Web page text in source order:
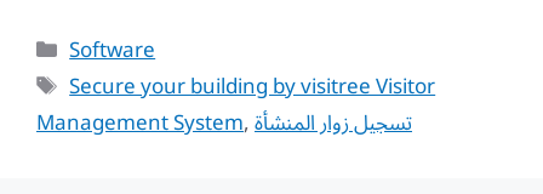
Categories
Software
Tags
Secure your building by visitree Visitor
Management System,تسجيل زوار المنشأة